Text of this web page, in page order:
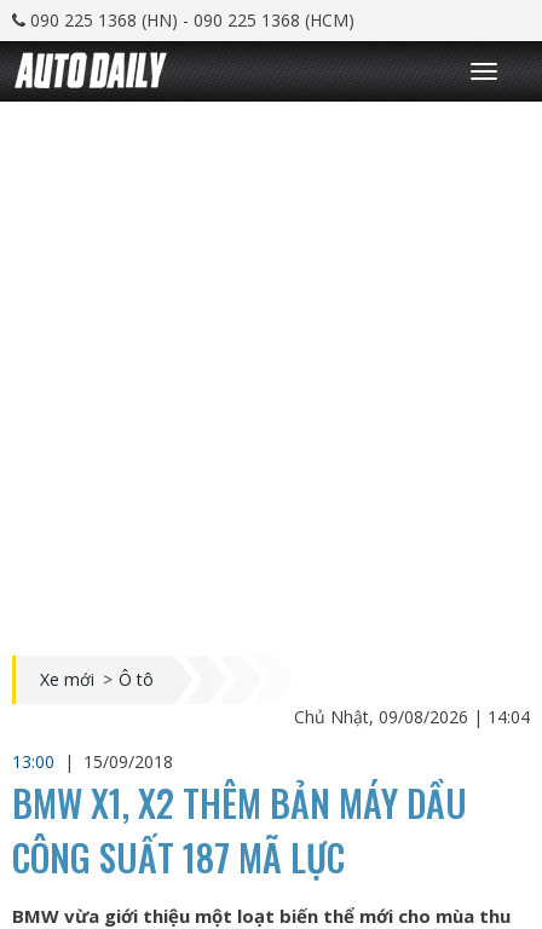
090 225 1368 (HN) - 090 225 1368 (HCM)
T
o
g
Xe mới > Ô tô
Chủ Nhật, 09/08/2026 | 14:04
13:00
| 15/09/2018
BMW X1, X2 THÊM BẢN MÁY DẦU
CÔNG SUẤT 187 MÃ LỰC
BMW vừa giới thiệu một loạt biến thể mới cho mùa thu